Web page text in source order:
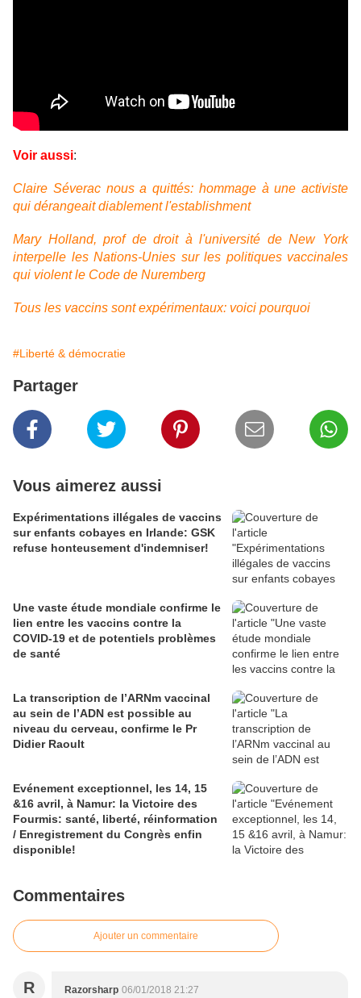
Voir aussi:
Claire Séverac nous a quittés: hommage à une activiste
qui dérangeait diablement l'establishment
Mary Holland, prof de droit à l'université de New York
interpelle les Nations-Unies sur les politiques vaccinales
qui violent le Code de Nuremberg
Tous les vaccins sont expérimentaux: voici pourquoi
#Liberté & démocratie
Partager
Vous aimerez aussi
Expérimentations illégales de vaccins
sur enfants cobayes en Irlande: GSK
refuse honteusement d'indemniser!
Une vaste étude mondiale confirme le
lien entre les vaccins contre la
COVID-19 et de potentiels problèmes
de santé
La transcription de l’ARNm vaccinal
au sein de l’ADN est possible au
niveau du cerveau, confirme le Pr
Didier Raoult
Evénement exceptionnel, les 14, 15
&16 avril, à Namur: la Victoire des
Fourmis: santé, liberté, réinformation
/ Enregistrement du Congrès enfin
disponible!
Commentaires
Ajouter un commentaire
R Razorsharp 06/01/2018 21:27